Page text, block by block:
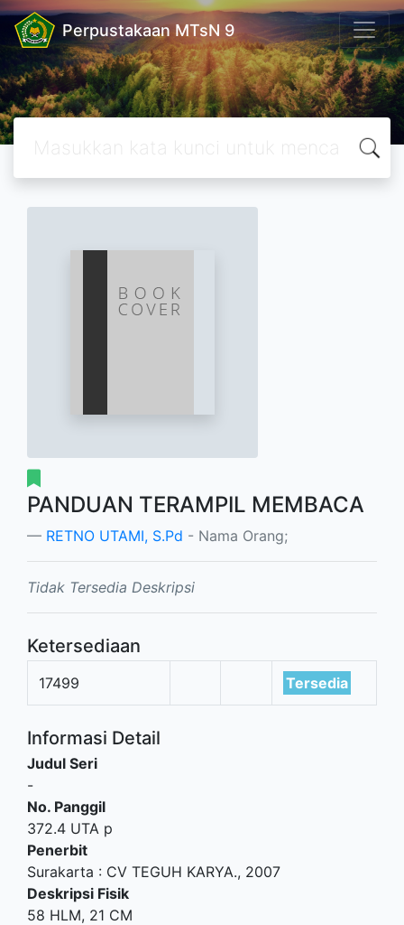
Perpustakaan MTsN 9
PANDUAN TERAMPIL MEMBACA
RETNO UTAMI, S.Pd - Nama Orang;
Tidak Tersedia Deskripsi
Ketersediaan
17499 Tersedia
Informasi Detail
Judul Seri
-
No. Panggil
372.4 UTA p
Penerbit
Surakarta : CV TEGUH KARYA., 2007
Deskripsi Fisik
58 HLM, 21 CM